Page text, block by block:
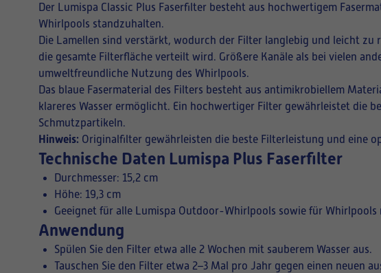
Der Lumispa Classic Plus Faserfilter besteht aus hochwertigem
Whirlpools standzuhalten.
Die Lamellen sind verstärkt, wodurch der Filter langlebig und leicht
die gesamte Filterfläche verteilt wird. Größere Kanäle als bei vielen
umweltfreundliche Nutzung des Whirlpools.
Das blaue Fasermaterial des Filters besteht aus antimikrobiellem
klareres Wasser ermöglicht. Ein hochwertiger Filter gewährleistet die
Schmutzpartikeln.
Hinweis: Originalfilter gewährleisten die beste Filterleistung und eine
Technische Daten Lumispa Plus Faserfilter
Durchmesser: 15,2 cm
Höhe: 19,3 cm
Geeignet für alle Lumispa Outdoor-Whirlpools sowie für Whirlpools
Anwendung
Spülen Sie den Filter etwa alle 2 Wochen mit sauberem Wasser aus.
Tauschen Sie den Filter etwa 2–3 Mal pro Jahr gegen einen neuen